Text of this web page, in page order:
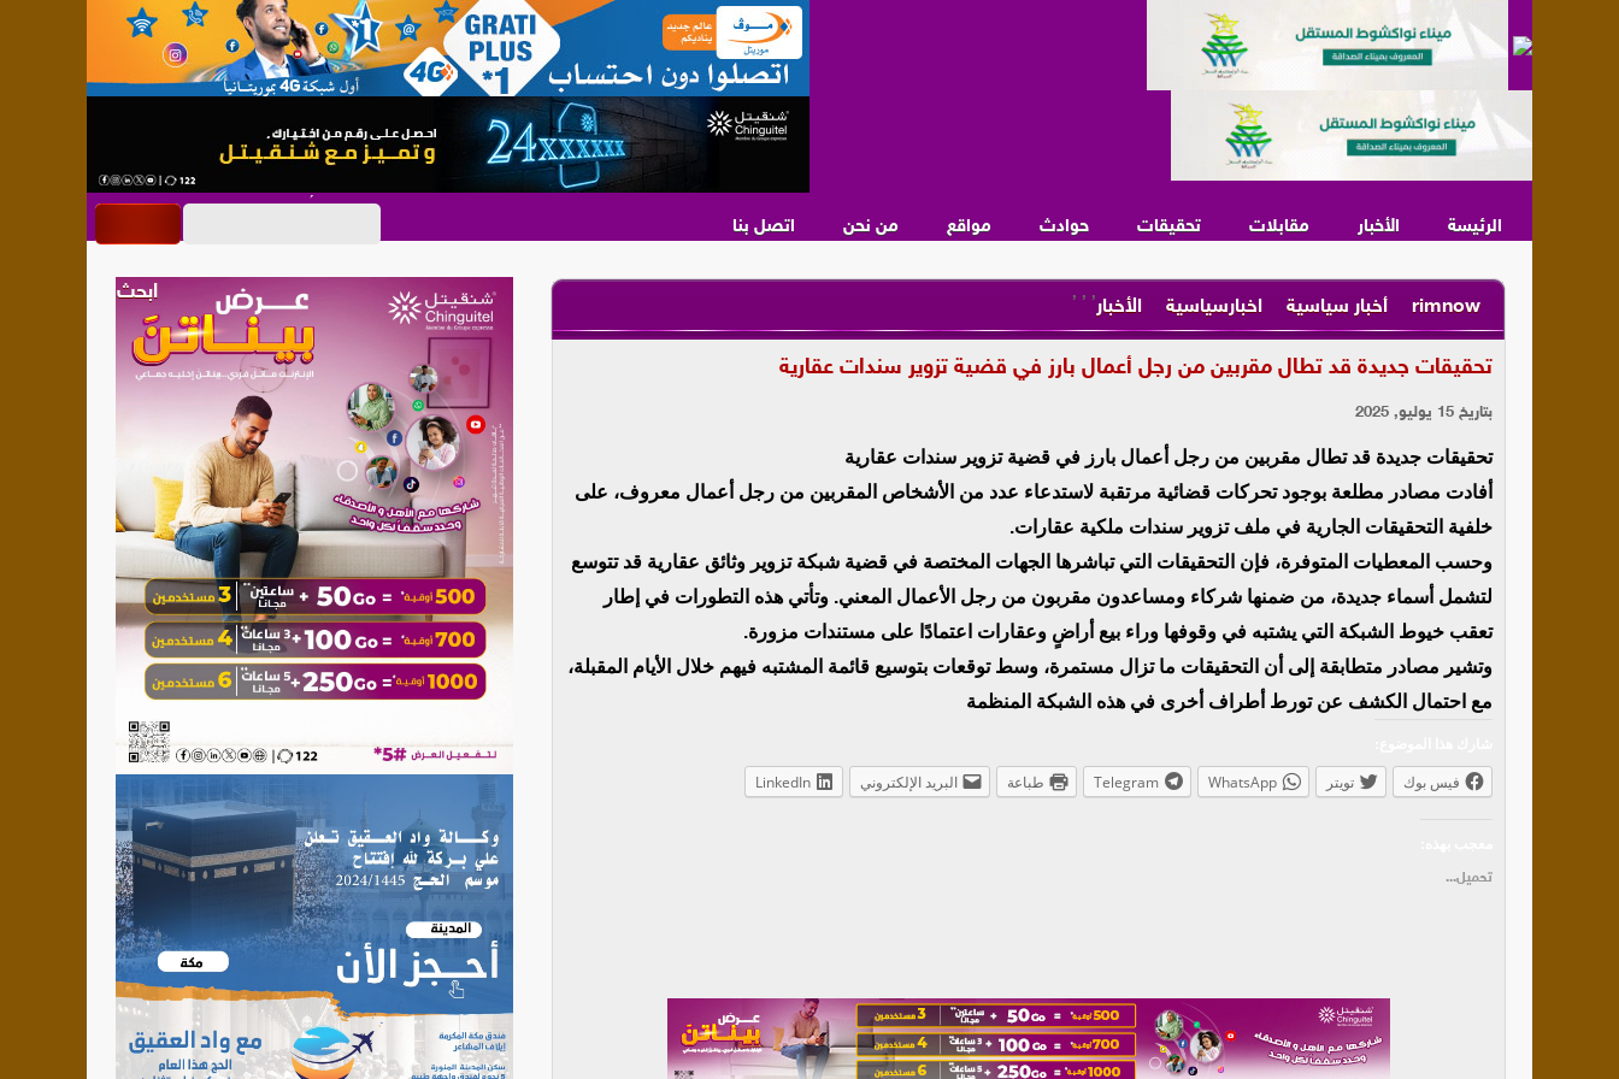
الرئيسة الأخبار مقابلات تحقيقات حوادث مواقع من نحن اتصل بنا
rimnow
,
أخبار سياسية
,
اخبارسياسية
,
الأخبار
تحقيقات جديدة قد تطال مقربين من رجل أعمال بارز في قضية تزوير سندات عقارية
بتاريخ 15 يوليو, 2025
تحقيقات جديدة قد تطال مقربين من رجل أعمال بارز في قضية تزوير سندات عقارية
أفادت مصادر مطلعة بوجود تحركات قضائية مرتقبة لاستدعاء عدد من الأشخاص المقربين من رجل أعمال معروف، على
خلفية التحقيقات الجارية في ملف تزوير سندات ملكية عقارات.
وحسب المعطيات المتوفرة، فإن التحقيقات التي تباشرها الجهات المختصة في قضية شبكة تزوير وثائق عقارية قد تتوسع
لتشمل أسماء جديدة، من ضمنها شركاء ومساعدون مقربون من رجل الأعمال المعني. وتأتي هذه التطورات في إطار
تعقب خيوط الشبكة التي يشتبه في وقوفها وراء بيع أراضٍ وعقارات اعتمادًا على مستندات مزورة.
وتشير مصادر متطابقة إلى أن التحقيقات ما تزال مستمرة، وسط توقعات بتوسيع قائمة المشتبه فيهم خلال الأيام المقبلة،
مع احتمال الكشف عن تورط أطراف أخرى في هذه الشبكة المنظمة
فيس بوك تويتر WhatsApp
Telegram طباعة البريد الإلكتروني LinkedIn
تحميل...